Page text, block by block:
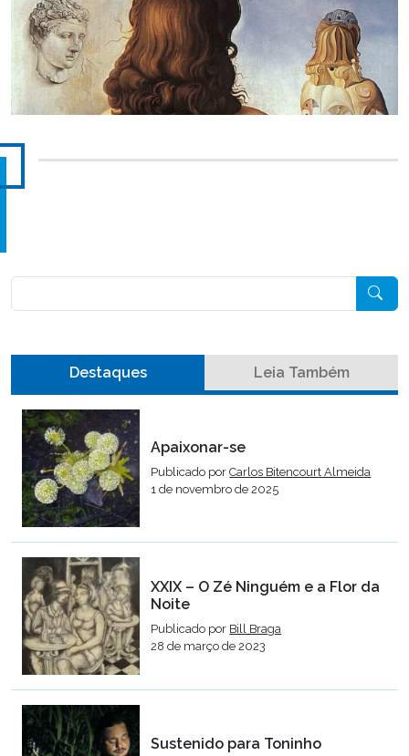
Destaques Leia Também
Apaixonar-se
Publicado porCarlos Bitencourt Almeida
1 de novembro de 2025
XXIX – O Zé Ninguém e a Flor da
Noite
Publicado por Bill Braga
28 de março de 2023
Sustenido para Toninho